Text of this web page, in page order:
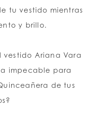
tu vestido mientras
y brillo.
vestido Ariana Vara
impecable para
de tus